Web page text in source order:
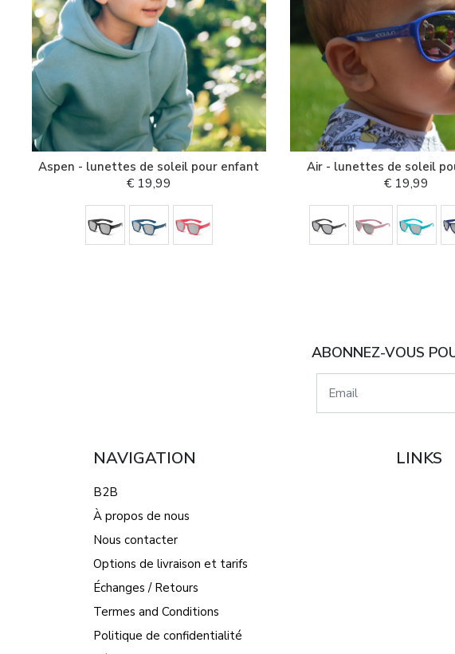
Aspen - lunettes de soleil pour enfant
€ 19,99
Air - lunettes de soleil
€ 19,99
ABONNEZ-VOUS
NAVIGATION
B2B
À propos de nous
Nous contacter
Options de livraison et tarifs
Échanges / Retours
Termes and Conditions
Politique de confidentialité
LINKS